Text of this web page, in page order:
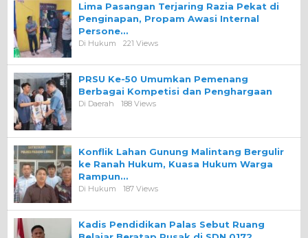
Lima Pasangan Terjaring Razia Pekat di
Penginapan, Propam Awasi Internal
Persone…
Di Hukum 221 Views
PRSU Ke-50 Umumkan Pemenang
Berbagai Kompetisi dan Penghargaan
Di Daerah 188 Views
Konflik Lahan Gunung Malintang Bergulir
ke Ranah Hukum, Kuasa Hukum Warga
Rampun…
Di Hukum 187 Views
Kadis Pendidikan Palas Sebut Ruang